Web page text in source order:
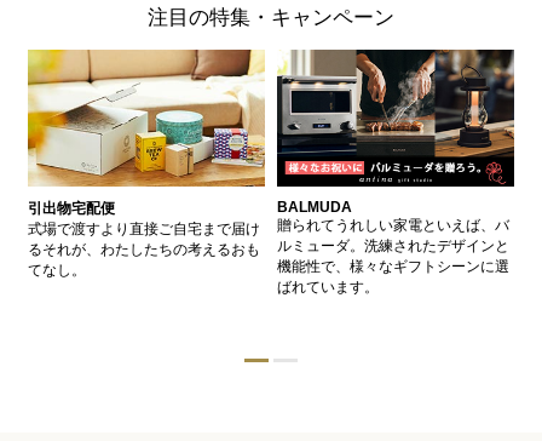
注目の特集・キャンペーン
引出物宅配便
式場で渡すより直接ご自宅まで届け
るそれが、わたしたちの考えるおも
てなし。
BALMUDA
贈られてうれしい家電といえば、バ
ルミューダ。洗練されたデザインと
機能性で、様々なギフトシーンに選
ばれています。